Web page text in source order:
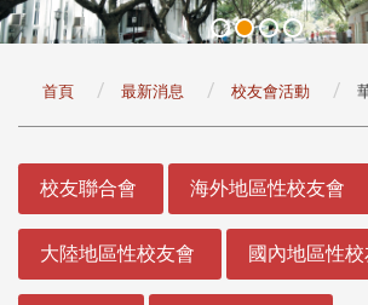
首頁 最新消息 校友會活動
校友聯合會 海外地區性校友會
大陸地區性校友會 國內地區性